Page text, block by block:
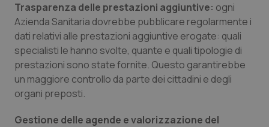
Oncologia & Nutrizione
Psoriasi & pelle
Quotidiano Cardiologia
Quotidiano Chirurgia
Trasparenza delle prestazioni aggiuntive: ogni
Azienda Sanitaria dovrebbe pubblicare regolarmente i
dati relativi alle prestazioni aggiuntive erogate: quali
specialisti le hanno svolte, quante e quali tipologie di
prestazioni sono state fornite. Questo garantirebbe
un maggiore controllo da parte dei cittadini e degli
organi preposti.
Gestione delle agende e valorizzazione del